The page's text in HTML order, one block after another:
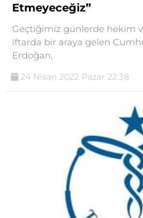
Etmeyeceğiz”
Geçtiğimiz günlerde hekim
iftarda bir araya gelen
Erdoğan,
24 Nisan 2022 Pazar 22:38